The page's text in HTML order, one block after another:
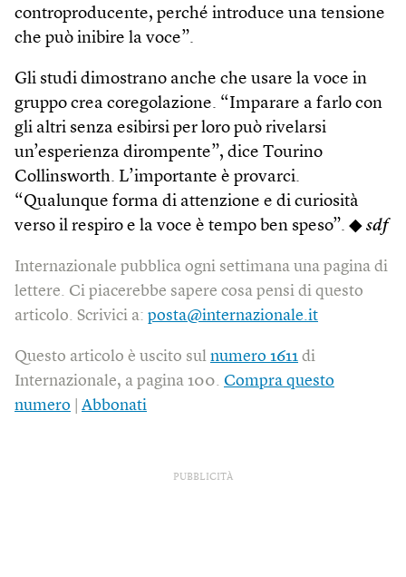
controproducente, perché introduce una tensione
che può inibire la voce”.
Gli studi dimostrano anche che usare la voce in
gruppo crea coregolazione. “Imparare a farlo con
gli altri senza esibirsi per loro può rivelarsi
un’esperienza dirompente”, dice Tourino
Collinsworth. L’importante è provarci.
“Qualunque forma di attenzione e di curiosità
verso il respiro e la voce è tempo ben speso”. ◆ sdf
Internazionale pubblica ogni settimana una pagina di
lettere. Ci piacerebbe sapere cosa pensi di questo
articolo. Scrivici a: posta@internazionale.it
Questo articolo è uscito sul numero 1611 di
Internazionale, a pagina 100. Compra questo
numero
Abbonati
PUBBLICITÀ